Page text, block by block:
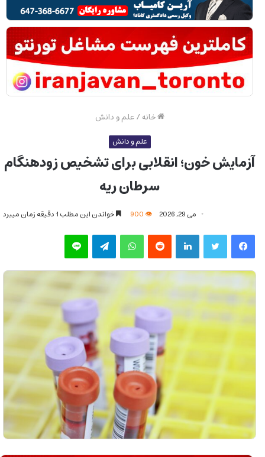
خانه/علم و دانش
علم و دانش
آزمایش خون؛ انقلابی برای تشخیص زودهنگام
سرطان ریه
می 29, 2026 خواندن این مطلب 1 دقیقه زمان میبرد
فیس بوک توییتر لینکدین‫رددیت واتس آپ تلگرام لاین